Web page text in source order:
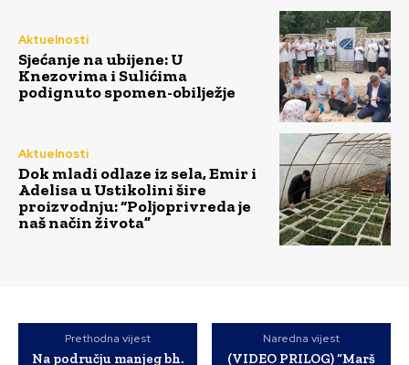
Aktuelnosti
Sjećanje na ubijene: U
Knezovima i Sulićima
podignuto spomen-obilježje
Aktuelnosti
Dok mladi odlaze iz sela, Emir i
Adelisa u Ustikolini šire
proizvodnju: “Poljoprivreda je
naš način života”
Prethodna vijest
Na području manjeg bh.
Naredna vijest
(VIDEO PRILOG) “Marš